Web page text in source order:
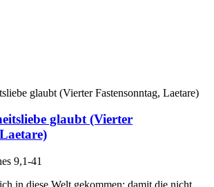
glaubt (Vierter
9,1-41
in diese Welt gekommen: damit die nicht